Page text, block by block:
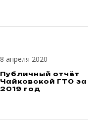
8 апреля 2020
Публичный отчёт
Чайковской ГТО за
2019 год